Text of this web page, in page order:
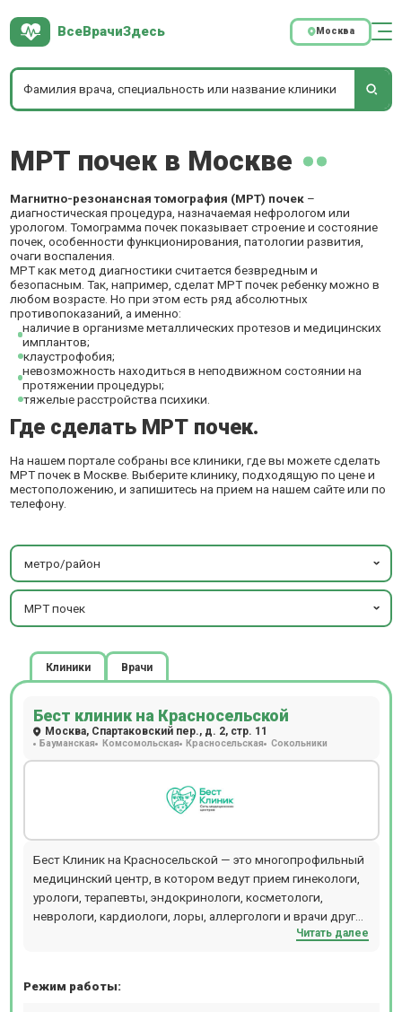
ВсеВрачиЗдесь Москва
МРТ почек в Москве
Магнитно-резонансная томография (МРТ) почек –
диагностическая процедура, назначаемая нефрологом или
урологом. Томограмма почек показывает строение и состояние
почек, особенности функционирования, патологии развития,
очаги воспаления.
МРТ как метод диагностики считается безвредным и
безопасным. Так, например, сделат МРТ почек ребенку можно в
любом возрасте. Но при этом есть ряд абсолютных
противопоказаний, а именно:
наличие в организме металлических протезов и медицинских
имплантов;
клаустрофобия;
невозможность находиться в неподвижном состоянии на
протяжении процедуры;
тяжелые расстройства психики.
Где сделать МРТ почек.
На нашем портале собраны все клиники, где вы можете сделать
МРТ почек в Москве. Выберите клинику, подходящую по цене и
местоположению, и запишитесь на прием на нашем сайте или по
телефону.
метро/район
МРТ почек
Клиники Врачи
Бест клиник на Красносельской
Москва, Спартаковский пер., д. 2, стр. 11
Бауманская Комсомольская Красносельская Сокольники
Бест Клиник на Красносельской — это многопрофильный
медицинский центр, в котором ведут прием гинекологи,
урологи, терапевты, эндокринологи, косметологи,
неврологи, кардиологи, лоры, аллергологи и врачи других
специальностей. Центр объединяет стационар,
физиотерапии, косметологии, пластической хирургии,
Читать далее
Режим работы: